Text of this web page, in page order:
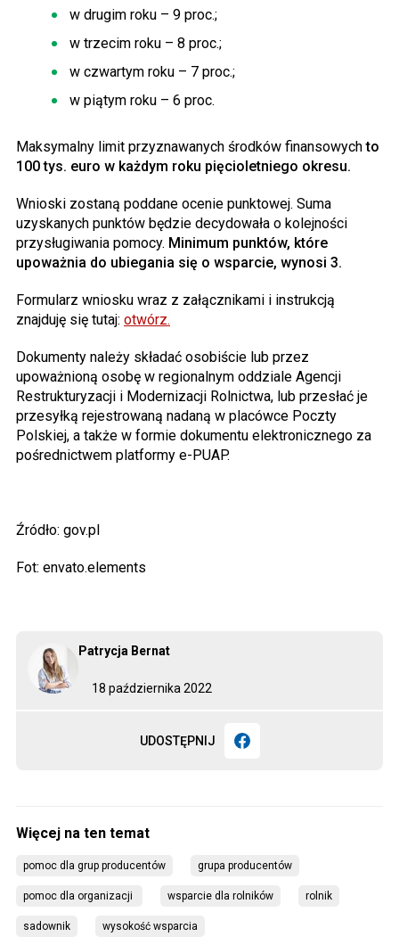
18 października 2022
Patrycja Bernat
UDOSTĘPNIJ
w drugim roku – 9 proc.;
w trzecim roku – 8 proc.;
w czwartym roku – 7 proc.;
w piątym roku – 6 proc.
Maksymalny limit przyznawanych środków finansowychto
100 tys. euro w każdym roku pięcioletniego okresu.
Wnioski zostaną poddane ocenie punktowej. Suma
uzyskanych punktów będzie decydowała o kolejności
przysługiwania pomocy. Minimum punktów, które
upoważnia do ubiegania się o wsparcie, wynosi 3.
Formularz wniosku wraz z załącznikami i instrukcją
znajduję się tutaj: otwórz.
Dokumenty należy składać osobiście lub przez
upoważnioną osobę w regionalnym oddziale Agencji
Restrukturyzacji i Modernizacji Rolnictwa, lub przesłać je
przesyłką rejestrowaną nadaną w placówce Poczty
Polskiej, a także w formie dokumentu elektronicznego za
pośrednictwem platformy e-PUAP.
Źródło: gov.pl
Fot: envato.elements
pomoc dla grup producentów grupa producentów
pomoc dla organizacji wsparcie dla rolników rolnik
sadownik wysokość wsparcia